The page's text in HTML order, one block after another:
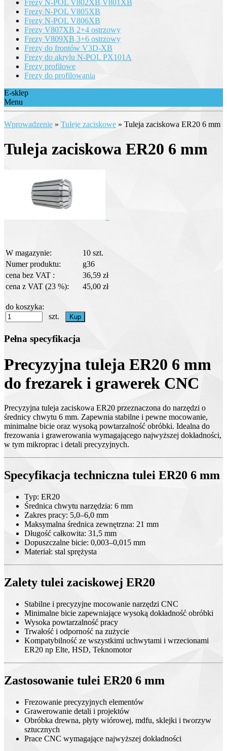
Frezy N-POL V802XB V801XB
Frezy N-POL V805XB
Frezy N-POL V806XB
Frezy V807XB 2+4 ostrzowy
Frezy V809XB 3+6 ostrzowy
Frezy do frontów V3D-XB
Frezy do akrylu N-POL PX101A
Frezy profilowe
Frezy do profilowania
E-sklep
Menu
Wprowadzenie » Tuleje zaciskowe » Tuleja zaciskowa ER20 6 mm
Tuleja zaciskowa ER20 6 mm
W magazynie:
10 szt.
Numer produktu:
g36
cena bez VAT :
36,59 zł
cena z VAT (23 %):
45,00 zł
do koszyka:
szt.
Pełna specyfikacja
Precyzyjna tuleja ER20 6 mm
do frezarek i grawerek CNC
Precyzyjna tuleja zaciskowa ER20 przeznaczona do narzędzi o
średnicy chwytu 6 mm. Zapewnia stabilne i pewne mocowanie,
minimalne bicie oraz wysoką powtarzalność obróbki. Idealna do
frezowania i grawerowania wymagającego najwyższej dokładności,
w tym mikroprac i detali precyzyjnych.
Specyfikacja techniczna tulei ER20 6 mm
Typ: ER20
Średnica chwytu narzędzia: 6 mm
Zakres pracy: 5,0–6,0 mm
Maksymalna średnica zewnętrzna: 21 mm
Długość całkowita: 31,5 mm
Dopuszczalne bicie: 0,003–0,015 mm
Materiał: stal sprężysta
Zalety tulei zaciskowej ER20
Stabilne i precyzyjne mocowanie narzędzi CNC
Minimalne bicie zapewniające wysoką dokładność obróbki
Wysoka powtarzalność pracy
Trwałość i odporność na zużycie
Kompatybilność ze wszystkimi uchwytami i wrzecionami
ER20 np Elte, HSD, Teknomotor
Zastosowanie tulei ER20 6 mm
Frezowanie precyzyjnych elementów
Grawerowanie detali i projektów
Obróbka drewna, płyty wiórowej, mdfu, sklejki i tworzyw
sztucznych
Prace CNC wymagające najwyższej dokładności